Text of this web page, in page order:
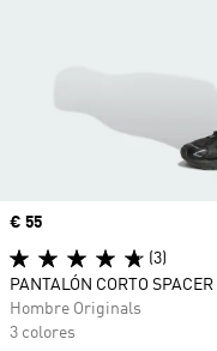
Precio
€ 55
(3)
PANTALÓN CORTO
Hombre Originals
3 colores